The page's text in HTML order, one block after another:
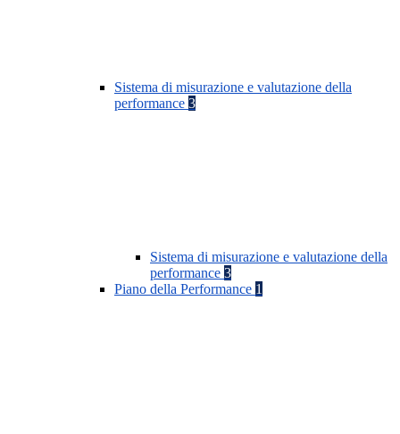
Sistema di misurazione e valutazione della
performance 3
Sistema di misurazione e valutazione della
performance 3
Piano della Performance 1